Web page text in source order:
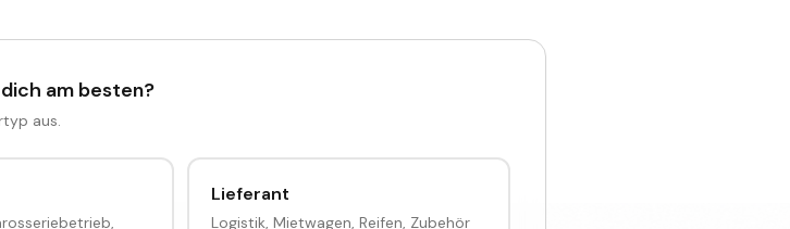
am besten?
aus.
Lieferant
Logistik, Mietwagen, Reifen, Zubehör